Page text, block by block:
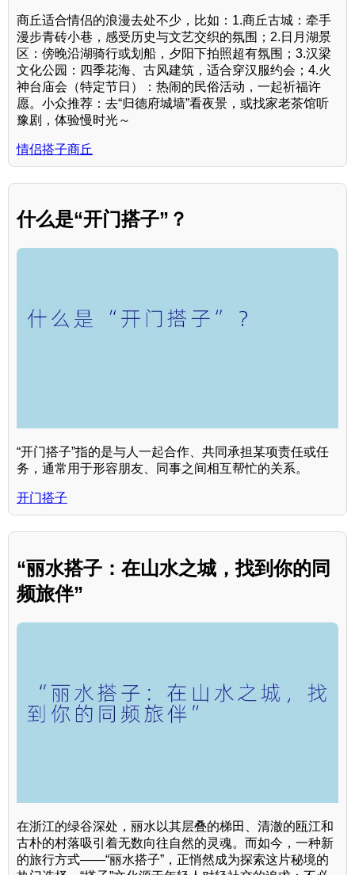
商丘适合情侣的浪漫去处不少，比如：1.商丘古城：牵手
漫步青砖小巷，感受历史与文艺交织的氛围；2.日月湖景
区：傍晚沿湖骑行或划船，夕阳下拍照超有氛围；3.汉梁
文化公园：四季花海、古风建筑，适合穿汉服约会；4.火
神台庙会（特定节日）：热闹的民俗活动，一起祈福许
愿。小众推荐：去“归德府城墙”看夜景，或找家老茶馆听
豫剧，体验慢时光～
情侣搭子商丘
什么是“开门搭子”？
“开门搭子”指的是与人一起合作、共同承担某项责任或任
务，通常用于形容朋友、同事之间相互帮忙的关系。
开门搭子
“丽水搭子：在山水之城，找到你的同
频旅伴”
在浙江的绿谷深处，丽水以其层叠的梯田、清澈的瓯江和
古朴的村落吸引着无数向往自然的灵魂。而如今，一种新
的旅行方式——“丽水搭子”，正悄然成为探索这片秘境的